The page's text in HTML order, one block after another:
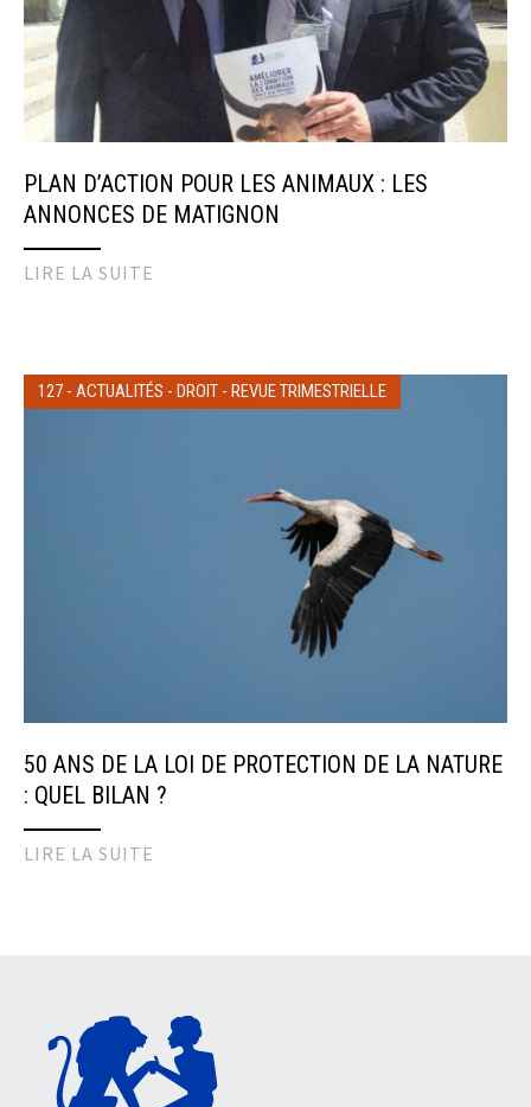
PLAN D’ACTION POUR LES ANIMAUX : LES
ANNONCES DE MATIGNON
LIRE LA SUITE
127 - ACTUALITÉS - DROIT - REVUE TRIMESTRIELLE
50 ANS DE LA LOI DE PROTECTION DE LA NATURE
: QUEL BILAN ?
LIRE LA SUITE